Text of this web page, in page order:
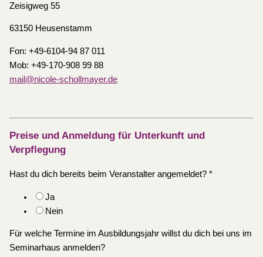
Zeisigweg 55
63150 Heusenstamm
Fon: +49-6104-94 87 011
Mob: +49-170-908 99 88
mail@nicole-schollmayer.de
Preise und Anmeldung für Unterkunft und
Verpflegung
Hast du dich bereits beim Veranstalter angemeldet? *
Ja
Nein
Für welche Termine im Ausbildungsjahr willst du dich bei uns im
Seminarhaus anmelden?